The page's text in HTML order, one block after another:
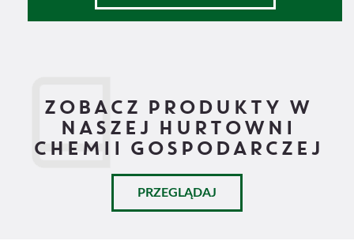
ZOBACZ PRODUKTY W
NASZEJ HURTOWNI
CHEMII GOSPODARCZEJ
PRZEGLĄDAJ